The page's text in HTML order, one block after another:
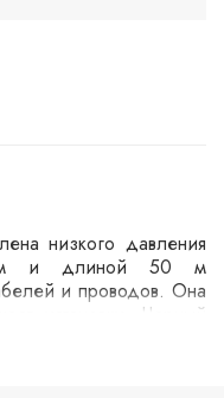
низкого давления
и длиной 50 м
и проводов. Она
установку. Черный
защиту от